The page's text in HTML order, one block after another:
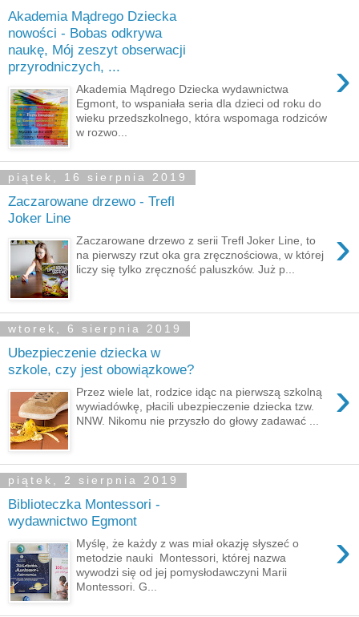
Akademia Mądrego Dziecka
nowości - Bobas odkrywa
naukę, Mój zeszyt obserwacji
przyrodniczych, ...
›
Akademia Mądrego Dziecka wydawnictwa
Egmont, to wspaniała seria dla dzieci od roku do
wieku przedszkolnego, która wspomaga rodziców
w rozwo...
piątek, 16 sierpnia 2019
Zaczarowane drzewo - Trefl
Joker Line
›
Zaczarowane drzewo z serii Trefl Joker Line, to
na pierwszy rzut oka gra zręcznościowa, w której
liczy się tylko zręczność paluszków. Już p...
wtorek, 6 sierpnia 2019
Ubezpieczenie dziecka w
szkole, czy jest obowiązkowe?
›
Przez wiele lat, rodzice idąc na pierwszą szkolną
wywiadówkę, płacili ubezpieczenie dziecka tzw.
NNW. Nikomu nie przyszło do głowy zadawać ...
piątek, 2 sierpnia 2019
Biblioteczka Montessori -
wydawnictwo Egmont
›
Myślę, że każdy z was miał okazję słyszeć o
metodzie nauki Montessori, której nazwa
wywodzi się od jej pomysłodawczyni Marii
Montessori. G...